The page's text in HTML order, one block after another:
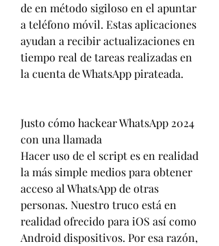
de en método sigiloso en el apuntar
a teléfono móvil. Estas aplicaciones
ayudan a recibir actualizaciones en
tiempo real de tareas realizadas en
la cuenta de WhatsApp pirateada.
Justo cómo hackear WhatsApp 2024
con una llamada
Hacer uso de el script es en realidad
la más simple medios para obtener
acceso al WhatsApp de otras
personas. Nuestro truco está en
realidad ofrecido para iOS así como
Android dispositivos. Por esa razón,